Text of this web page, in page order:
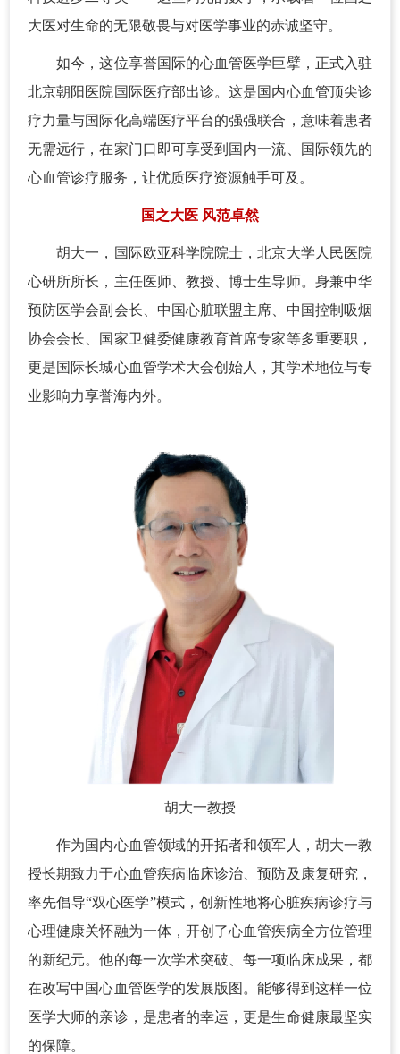
大医对生命的无限敬畏与对医学事业的赤诚坚守。
如今，这位享誉国际的心血管医学巨擘，正式入驻
北京朝阳医院国际医疗部出诊。这是国内心血管顶尖诊
疗力量与国际化高端医疗平台的强强联合，意味着患者
无需远行，在家门口即可享受到国内一流、国际领先的
心血管诊疗服务，让优质医疗资源触手可及。
国之大医 风范卓然
胡大一，国际欧亚科学院院士，北京大学人民医院
心研所所长，主任医师、教授、博士生导师。身兼中华
预防医学会副会长、中国心脏联盟主席、中国控制吸烟
协会会长、国家卫健委健康教育首席专家等多重要职，
更是国际长城心血管学术大会创始人，其学术地位与专
业影响力享誉海内外。
胡大一教授
作为国内心血管领域的开拓者和领军人，胡大一教
授长期致力于心血管疾病临床诊治、预防及康复研究，
率先倡导“双心医学”模式，创新性地将心脏疾病诊疗与
心理健康关怀融为一体，开创了心血管疾病全方位管理
的新纪元。他的每一次学术突破、每一项临床成果，都
在改写中国心血管医学的发展版图。能够得到这样一位
医学大师的亲诊，是患者的幸运，更是生命健康最坚实
的保障。